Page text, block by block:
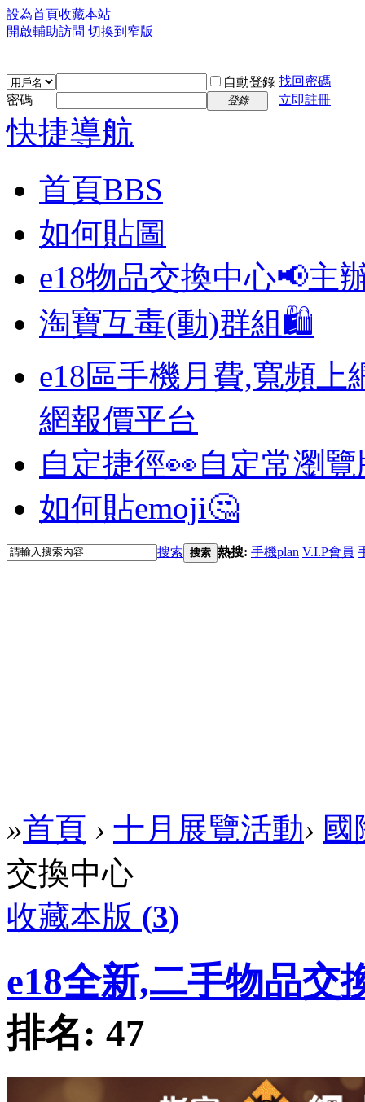
設為首頁收藏本站
開啟輔助訪問 切換到窄版
自動登錄 找回密碼
密碼
登錄 立即註冊
快捷導航
首頁BBS
如何貼圖
e18物品交換中心📢主
淘寶互毒(動)群組🛍️
e18區手機月費,寬頻上
網報價平台
自定捷徑👀自定常瀏
如何貼emoji🤔
搜索 搜索 熱搜: 手機plan V.I.P會員
»首頁 › 十月展覽活動› 國
交換中心
收藏本版 (3)
e18全新,二手物品交
排名: 47